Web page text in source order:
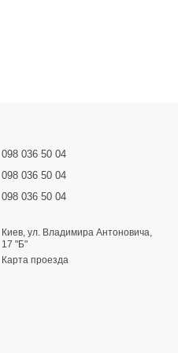
098 036 50 04
098 036 50 04
098 036 50 04
Киев, ул. Владимира Антоновича,
17 "Б"
Карта проезда